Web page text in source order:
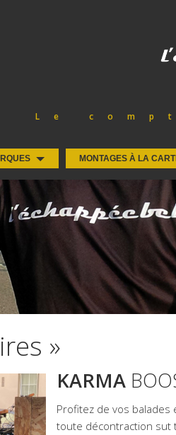
Le
MONTAGES À LA
»
KARMA
Profitez de vos balades
toute décontraction sut